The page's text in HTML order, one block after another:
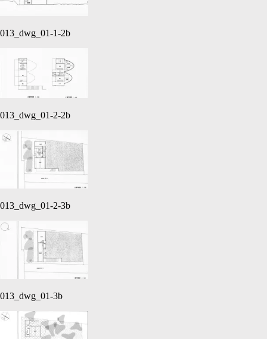
013_dwg_01-1-2b
013_dwg_01-2-2b
013_dwg_01-2-3b
013_dwg_01-3b